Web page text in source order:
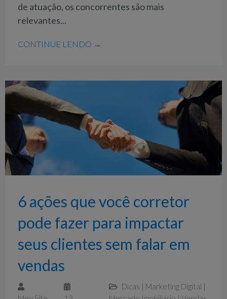
de atuação, os concorrentes são mais
relevantes...
CONTINUE LENDO →
6 ações que você corretor
pode fazer para impactar
seus clientes sem falar em
vendas
Dicas | Marketing Digital |